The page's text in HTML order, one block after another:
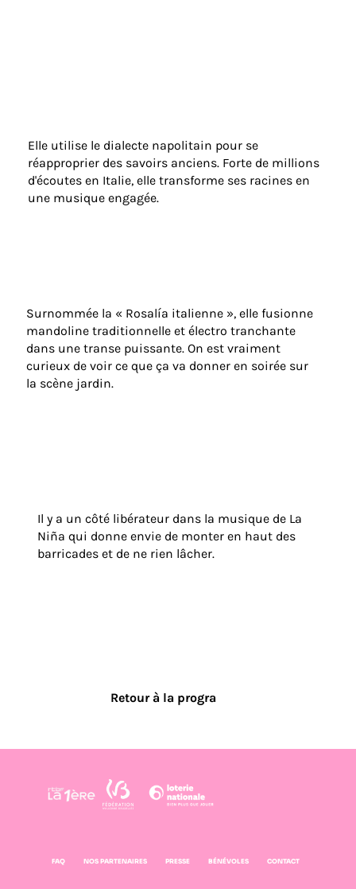
Elle utilise le dialecte napolitain pour se
réapproprier des savoirs anciens. Forte de millions
d'écoutes en Italie, elle transforme ses racines en
une musique engagée.
Surnommée la « Rosalía italienne », elle fusionne
mandoline traditionnelle et électro tranchante
dans une transe puissante. On est vraiment
curieux de voir ce que ça va donner en soirée sur
la scène jardin.
Il y a un côté libérateur dans la musique de La
Niña qui donne envie de monter en haut des
barricades et de ne rien lâcher.
Retour à la progra
FAQ NOS PARTENAIRES PRESSE BÉNÉVOLES CONTACT